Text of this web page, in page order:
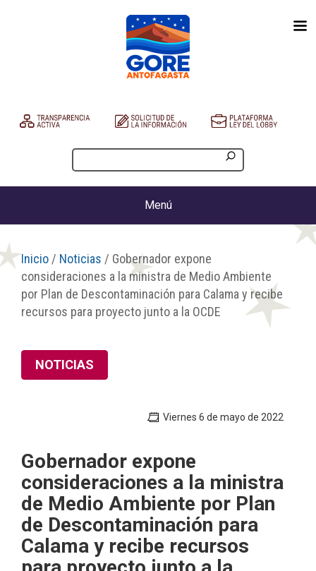
Menú
Inicio / Noticias / Gobernador expone
consideraciones a la ministra de Medio Ambiente
por Plan de Descontaminación para Calama y recibe
recursos para proyecto junto a la OCDE
NOTICIAS
Viernes 6 de mayo de 2022
Gobernador expone
consideraciones a la ministra
de Medio Ambiente por Plan
de Descontaminación para
Calama y recibe recursos